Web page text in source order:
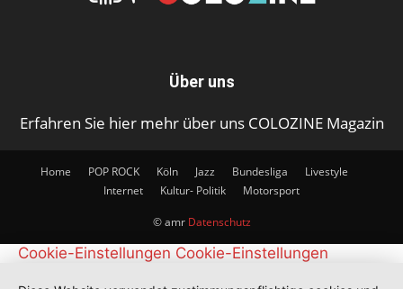
Über uns
Erfahren Sie hier mehr über uns COLOZINE Magazin
Home POP ROCK Köln Jazz Bundesliga
Livestyle
Internet
Kultur- Politik Motorsport
© amr Datenschutz
Cookie-Einstellungen Cookie-Einstellungen